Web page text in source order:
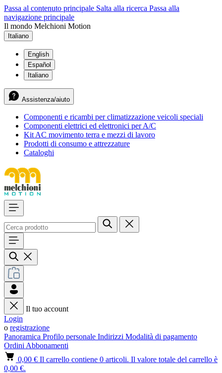
Passa al contenuto principale Salta alla ricerca Passa alla
navigazione principale
Il mondo Melchioni Motion
Italiano
English
Español
Italiano
Assistenza/aiuto
Componenti e ricambi per climatizzazione veicoli speciali
Componenti elettrici ed elettronici per A/C
Kit AC movimento terra e mezzi di lavoro
Prodotti di consumo e attrezzature
Cataloghi
Il tuo account
Login
o registrazione
Panoramica Profilo personale Indirizzi Modalità di pagamento
Ordini Abbonamenti
0,00 € Il carrello contiene 0 articoli. Il valore totale del carrello è
0,00 €.